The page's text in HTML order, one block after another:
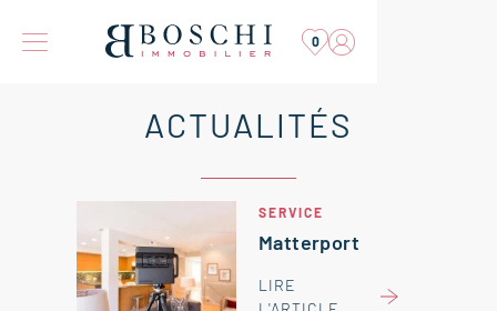
0
ACTUALITÉS
SERVICE
Matterport
LIRE